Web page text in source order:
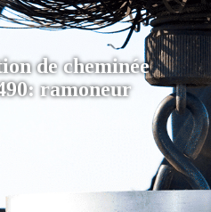
de cheminée
ramoneur